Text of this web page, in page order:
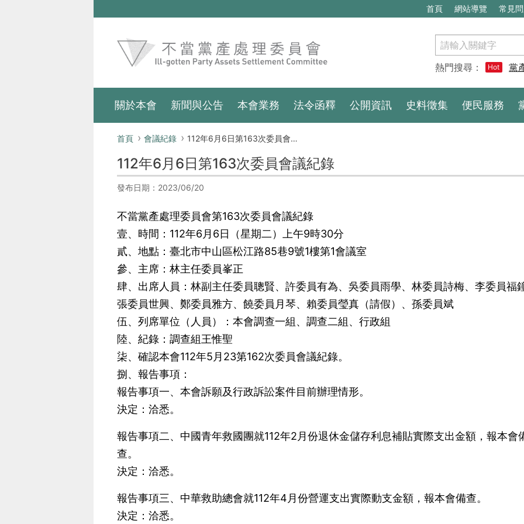
首頁 網站導覽 常見
搜
尋
熱門搜尋：
Hot 黨
關於本會 新聞與公告 本會業務 法令函釋 公開資訊 史料徵集 便民服務
首頁 會議紀錄 112年6月6日第163次委員會議紀錄
112年6月6日第163次委員會議紀錄
發布日期：2023/06/20
不當黨產處理委員會第163次委員會議紀錄
壹、時間：112年6月6日（星期二）上午9時30分
貳、地點：臺北市中山區松江路85巷9號1樓第1會議室
參、主席：林主任委員峯正
肆、出席人員：林副主任委員聰賢、許委員有為、吳委員雨學、林委員詩梅、李委員福鐘
張委員世興、鄭委員雅方、饒委員月琴、賴委員瑩真（請假）、孫委員斌
伍、列席單位（人員）：本會調查一組、調查二組、行政組
陸、紀錄：調查組王惟聖
柒、確認本會112年5月23第162次委員會議紀錄。
捌、報告事項：
報告事項一、本會訴願及行政訴訟案件目前辦理情形。
決定：洽悉。
報告事項二、中國青年救國團就112年2月份退休金儲存利息補貼實際支出金額，報本會
查。
決定：洽悉。
報告事項三、中華救助總會就112年4月份營運支出實際動支金額，報本會備查。
決定：洽悉。